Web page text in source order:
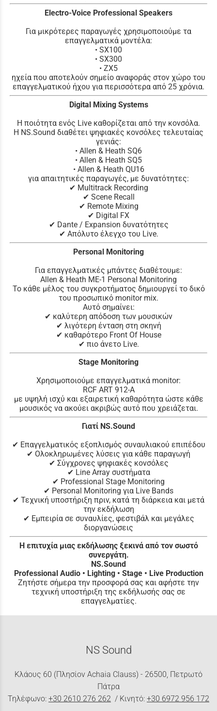
Electro-Voice Professional Speakers
Για μικρότερες παραγωγές χρησιμοποιούμε τα
επαγγελματικά μοντέλα:
• SX100
• SX300
• ZX5
ηχεία που αποτελούν σημείο αναφοράς στον χώρο του
επαγγελματικού ήχου για περισσότερα από 25 χρόνια.
Digital Mixing Systems
Η ποιότητα ενός Live καθορίζεται από την κονσόλα.
Η NS.Sound διαθέτει ψηφιακές κονσόλες τελευταίας
γενιάς:
• Allen & Heath SQ6
• Allen & Heath SQ5
• Allen & Heath QU16
για απαιτητικές παραγωγές, με δυνατότητες:
✔ Multitrack Recording
✔ Scene Recall
✔ Remote Mixing
✔ Digital FX
✔ Dante / Expansion δυνατότητες
✔ Απόλυτο έλεγχο του Live.
Personal Monitoring
Για επαγγελματικές μπάντες διαθέτουμε:
Allen & Heath ME-1 Personal Monitoring
Το κάθε μέλος του συγκροτήματος δημιουργεί το δικό
του προσωπικό monitor mix.
Αυτό σημαίνει:
✔ καλύτερη απόδοση των μουσικών
✔ λιγότερη ένταση στη σκηνή
✔ καθαρότερο Front Of House
✔ πιο άνετο Live.
Stage Monitoring
Χρησιμοποιούμε επαγγελματικά monitor:
RCF ART 912-A
με υψηλή ισχύ και εξαιρετική καθαρότητα ώστε κάθε
μουσικός να ακούει ακριβώς αυτό που χρειάζεται.
Γιατί NS.Sound
✔ Επαγγελματικός εξοπλισμός συναυλιακού επιπέδου
✔ Ολοκληρωμένες λύσεις για κάθε παραγωγή
✔ Σύγχρονες ψηφιακές κονσόλες
✔ Line Array συστήματα
✔ Professional Stage Monitoring
✔ Personal Monitoring για Live Bands
✔ Τεχνική υποστήριξη πριν, κατά τη διάρκεια και μετά
την εκδήλωση
✔ Εμπειρία σε συναυλίες, φεστιβάλ και μεγάλες
διοργανώσεις
Η επιτυχία μιας εκδήλωσης ξεκινά από τον σωστό
συνεργάτη.
NS.Sound
Professional Audio • Lighting • Stage • Live Production
Ζητήστε σήμερα την προσφορά σας και αφήστε την
τεχνική υποστήριξη της εκδήλωσής σας σε
επαγγελματίες.
NS Sound
Κλάους 60 (Πλησίον Achaia Clauss) - 26500, Πετρωτό
Πάτρα
Τηλέφωνο: +30 2610 276 262 / Κινητό: +30 6972 956 172